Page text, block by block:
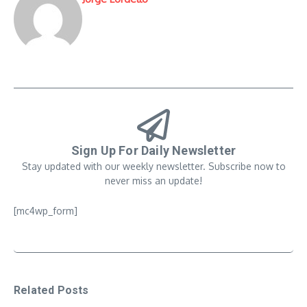
Sign Up For Daily Newsletter
Stay updated with our weekly newsletter. Subscribe now to
never miss an update!
[mc4wp_form]
Related Posts